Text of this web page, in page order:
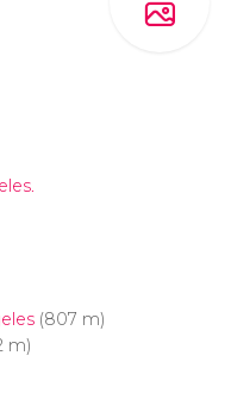
(807 m)
m)